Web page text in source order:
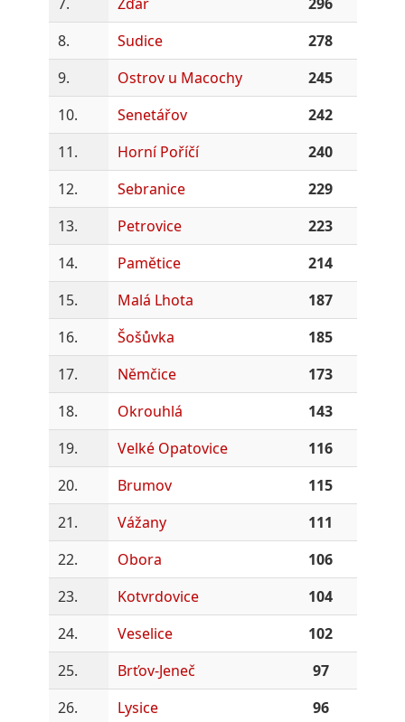
8.
Sudice
278
9.
Ostrov u Macochy
245
10.
Senetářov
242
11.
Horní Poříčí
240
12.
Sebranice
229
13.
Petrovice
223
14.
Pamětice
214
15.
Malá Lhota
187
16.
Šošůvka
185
17.
Němčice
173
18.
Okrouhlá
143
19.
Velké Opatovice
116
20.
Brumov
115
21.
Vážany
111
22.
Obora
106
23.
Kotvrdovice
104
24.
Veselice
102
25.
Brťov-Jeneč
97
26.
Lysice
96